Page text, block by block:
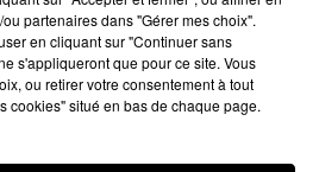
13 sec
DU 13/01/2025 À
partenaires dans "Gérer mes choix".
en cliquant sur "Continuer sans
s'appliqueront que pour ce site. Vous
ou retirer votre consentement à tout
cookies" situé en bas de chaque page.